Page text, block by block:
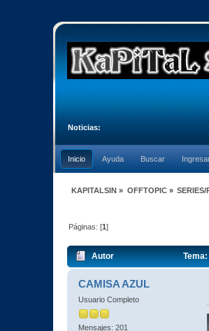
Noticias:
Inicio Ayuda Buscar
KAPITALSIN » OFFTOPIC» SERIES/
Páginas: [1]
Autor Tema:
CAMISA AZUL
Usuario Completo
Mensajes: 201